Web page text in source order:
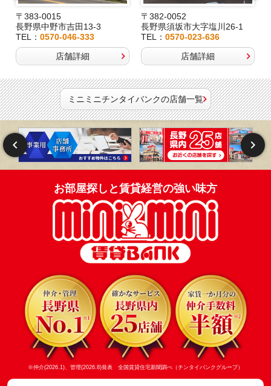
〒383-0015
長野県中野市吉田13-3
TEL： 0570-046-333
店舗詳細
〒382-0052
長野県須坂市大字塩川26-1
TEL：0570-023-636
店舗詳細
ミニミニチンタイバンクの店舗一覧
お部屋探しと賃貸経営の強い味方
※仲介(2026.1)、管理(2026.8)発表 全国賃貸住宅新聞調べ（チンタイバンクグループ）